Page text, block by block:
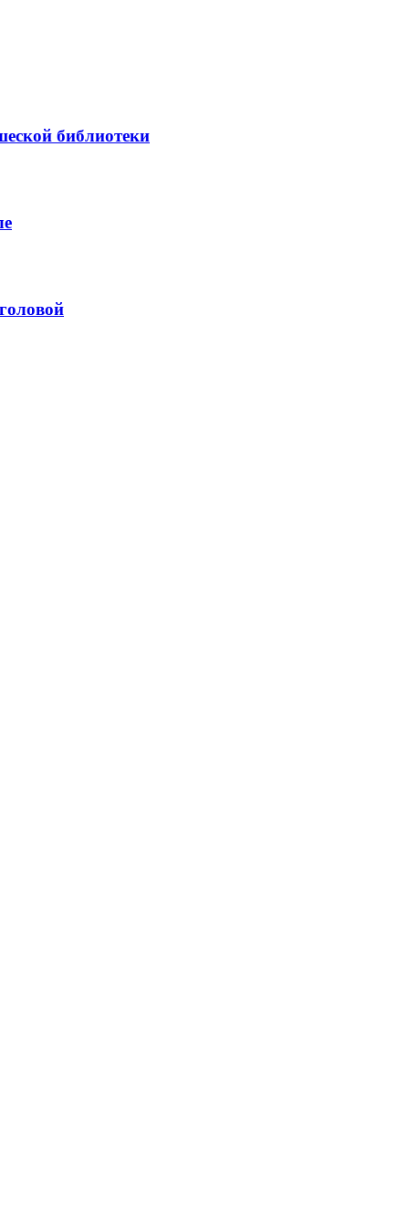
библиотеки